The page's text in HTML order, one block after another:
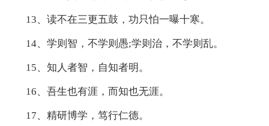
13、读不在三更五鼓，功只怕一曝十寒。
14、学则智，不学则愚;学则治，不学则乱。
15、知人者智，自知者明。
16、吾生也有涯，而知也无涯。
17、精研博学，笃行仁德。